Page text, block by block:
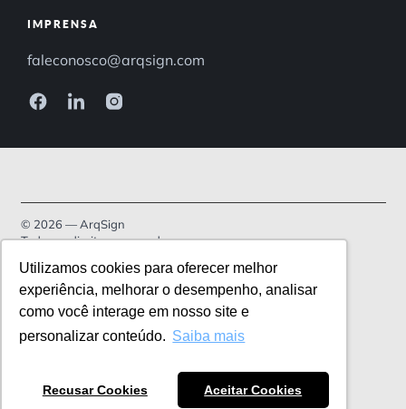
Utilizamos cookies para oferecer melhor
experiência, melhorar o desempenho, analisar
como você interage em nosso site e
personalizar conteúdo. Saiba mais
Recusar Cookies Aceitar Cookies
IMPRENSA
faleconosco@arqsign.com
© 2026 — ArqSign
Todos os direitos reservados.
Política de Privacidade
Termos de serviço